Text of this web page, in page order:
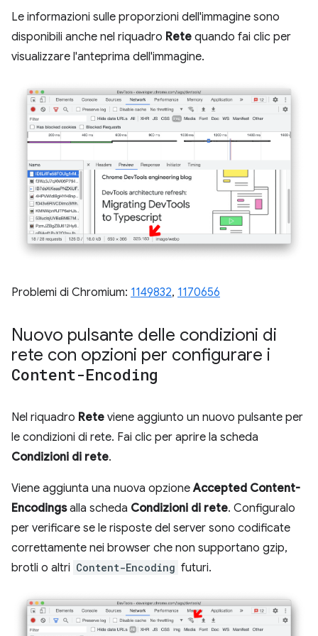
Le informazioni sulle proporzioni dell'immagine sono
disponibili anche nel riquadro Rete quando fai clic per
visualizzare l'anteprima dell'immagine.
Problemi di Chromium: 1149832, 1170656
Nuovo pulsante delle condizioni di
rete con opzioni per configurare i
Content-Encoding
Nel riquadro Rete viene aggiunto un nuovo pulsante per
le condizioni di rete. Fai clic per aprire la scheda
Condizioni di rete.
Viene aggiunta una nuova opzioneAccepted Content-
Encodingsalla scheda Condizioni di rete. Configuralo
per verificare se le risposte del server sono codificate
correttamente nei browser che non supportano gzip,
brotli o altri Content-Encoding futuri.